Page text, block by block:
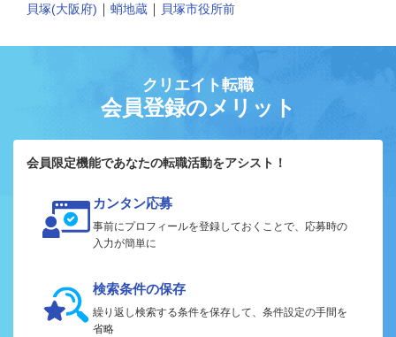
貝塚(大阪府) ｜ 蛸地蔵 ｜ 貝塚市役所前
クリエイト転職
会員登録のメリット
会員限定機能であなたの転職活動をアシスト！
カンタン応募
事前にプロフィールを登録しておくことで、応募時の
入力が簡単に
検索条件の保存
繰り返し検索する条件を保存して、条件設定の手間を
省略